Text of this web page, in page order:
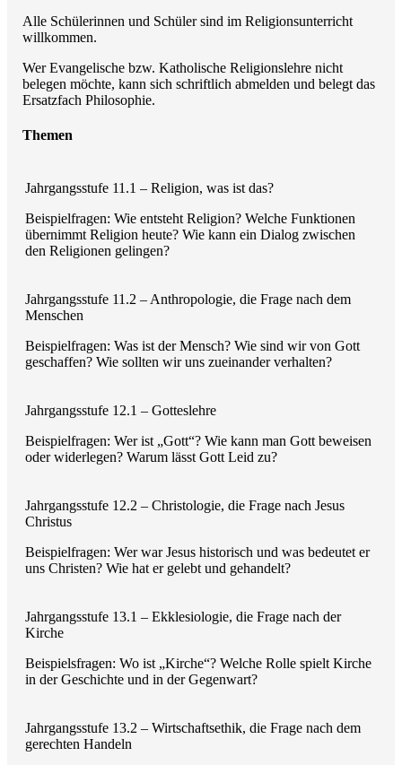
Alle Schülerinnen und Schüler sind im Religionsunterricht
willkommen.
Wer Evangelische bzw. Katholische Religionslehre nicht
belegen möchte, kann sich schriftlich abmelden und belegt das
Ersatzfach Philosophie.
Themen
Jahrgangsstufe 11.1 – Religion, was ist das?
Beispielfragen: Wie entsteht Religion? Welche Funktionen
übernimmt Religion heute? Wie kann ein Dialog zwischen
den Religionen gelingen?
Jahrgangsstufe 11.2 – Anthropologie, die Frage nach dem
Menschen
Beispielfragen: Was ist der Mensch? Wie sind wir von Gott
geschaffen? Wie sollten wir uns zueinander verhalten?
Jahrgangsstufe 12.1 – Gotteslehre
Beispielfragen: Wer ist „Gott“? Wie kann man Gott beweisen
oder widerlegen? Warum lässt Gott Leid zu?
Jahrgangsstufe 12.2 – Christologie, die Frage nach Jesus
Christus
Beispielfragen: Wer war Jesus historisch und was bedeutet er
uns Christen? Wie hat er gelebt und gehandelt?
Jahrgangsstufe 13.1 – Ekklesiologie, die Frage nach der
Kirche
Beispielsfragen: Wo ist „Kirche“? Welche Rolle spielt Kirche
in der Geschichte und in der Gegenwart?
Jahrgangsstufe 13.2 – Wirtschaftsethik, die Frage nach dem
gerechten Handeln